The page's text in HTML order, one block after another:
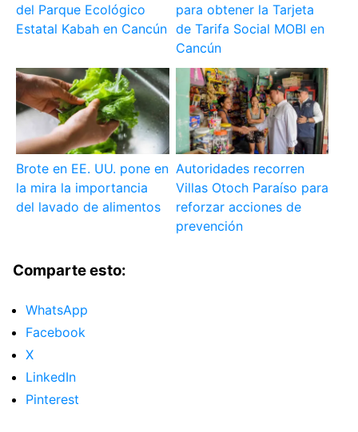
del Parque Ecológico
Estatal Kabah en Cancún
para obtener la Tarjeta
de Tarifa Social MOBI en
Cancún
Brote en EE. UU. pone en
la mira la importancia
del lavado de alimentos
Autoridades recorren
Villas Otoch Paraíso para
reforzar acciones de
prevención
Comparte esto:
WhatsApp
Facebook
X
LinkedIn
Pinterest